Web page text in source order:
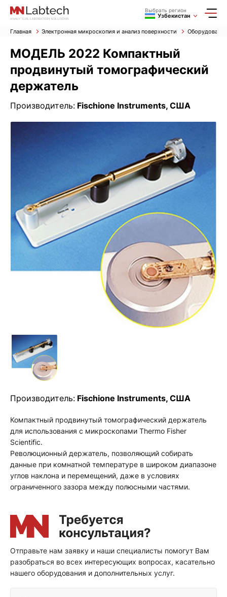
Выбрать регион
Узбекистан
Главная Электронная микроскопия и анализ поверхности
МОДЕЛЬ 2022 Компактный
продвинутый томографический
держатель
Производитель: Fischione Instruments, США
Производитель: Fischione Instruments, США
Компактный продвинутый томографический держатель
для использования с микроскопами Thermo Fisher
Scientific.
Революционный держатель, позволяющий собирать
данные при комнатной температуре в широком диапазоне
углов наклона и перемещений, даже в условиях
ограниченного зазора между полюсными частями.
Отправьте нам заявку и наши специалисты помогут Вам
разобраться во всех интересующих вопросах, касательно
нашего оборудования и дополнительных услуг.